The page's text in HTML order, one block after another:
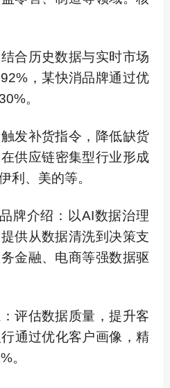
合历史数据与实时市场
，某快消品牌通过优
。
发补货指令，降低缺货
供应链密集型行业形成
利、美的等。
牌介绍：以AI数据治理
供从数据清洗到决策支
金融、电商等强数据驱
评估数据质量，提升客
通过优化客户画像，精
。